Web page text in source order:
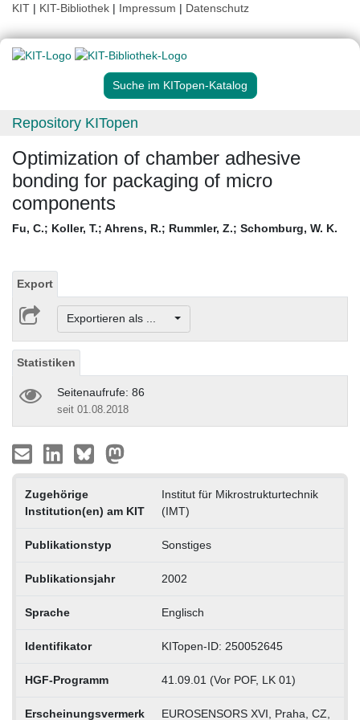
KIT | KIT-Bibliothek | Impressum | Datenschutz
Suche im KITopen-Katalog
Repository KITopen
Optimization of chamber adhesive
bonding for packaging of micro
components
Fu, C.; Koller, T.; Ahrens, R.; Rummler, Z.; Schomburg, W. K.
Export
Exportieren als ...
Statistiken
Seitenaufrufe: 86
seit 01.08.2018
Zugehörige
Institution(en) am KIT
Institut für Mikrostrukturtechnik
(IMT)
Publikationstyp Sonstiges
Publikationsjahr 2002
Sprache Englisch
Identifikator KITopen-ID: 250052645
HGF-Programm 41.09.01 (Vor POF, LK 01)
Erscheinungsvermerk EUROSENSORS XVI, Praha, CZ,